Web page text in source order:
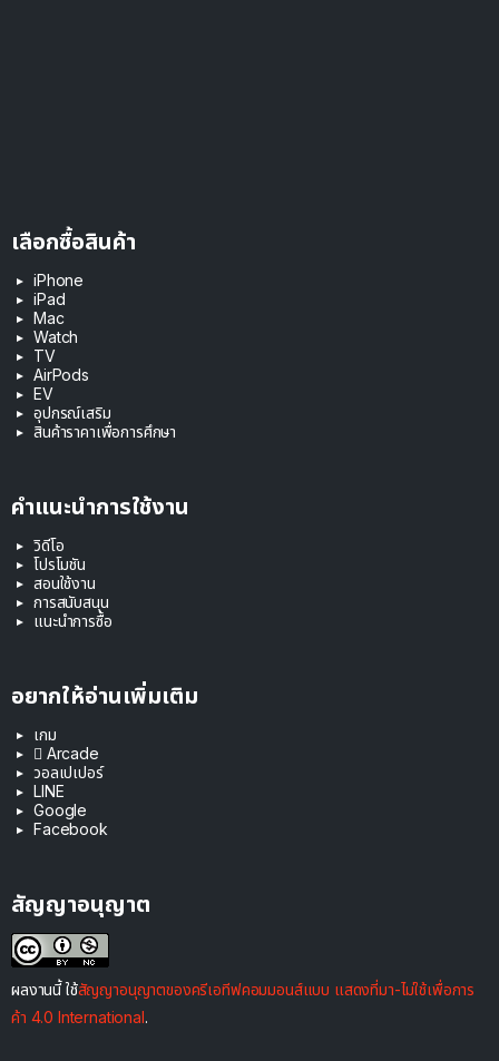
เลือกซื้อสินค้า
iPhone
iPad
Mac
Watch
TV
AirPods
EV
อุปกรณ์เสริม
สินค้าราคาเพื่อการศึกษา
คำแนะนำการใช้งาน
วิดีโอ
โปรโมชัน
สอนใช้งาน
การสนับสนุน
แนะนำการซื้อ
อยากให้อ่านเพิ่มเติม
เกม
 Arcade
วอลเปเปอร์
LINE
Google
Facebook
สัญญาอนุญาต
ผลงานนี้ ใช้สัญญาอนุญาตของครีเอทีฟคอมมอนส์แบบ แสดงที่มา-ไม่ใช้เพื่อการ
ค้า 4.0 International.